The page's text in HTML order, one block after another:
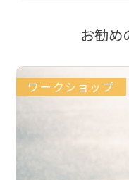
お勧め
ワークショップ